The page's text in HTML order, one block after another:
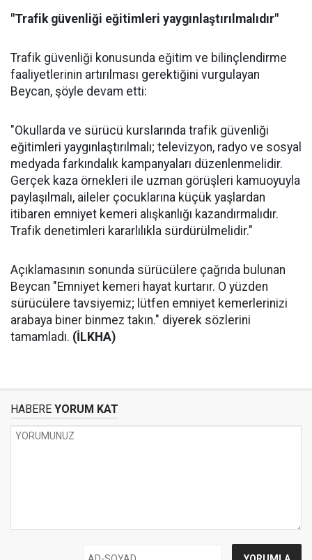
"Trafik güvenliği eğitimleri yaygınlaştırılmalıdır"
Trafik güvenliği konusunda eğitim ve bilinçlendirme
faaliyetlerinin artırılması gerektiğini vurgulayan
Beycan, şöyle devam etti:
"Okullarda ve sürücü kurslarında trafik güvenliği
eğitimleri yaygınlaştırılmalı; televizyon, radyo ve sosyal
medyada farkındalık kampanyaları düzenlenmelidir.
Gerçek kaza örnekleri ile uzman görüşleri kamuoyuyla
paylaşılmalı, aileler çocuklarına küçük yaşlardan
itibaren emniyet kemeri alışkanlığı kazandırmalıdır.
Trafik denetimleri kararlılıkla sürdürülmelidir."
Açıklamasının sonunda sürücülere çağrıda bulunan
Beycan "Emniyet kemeri hayat kurtarır. O yüzden
sürücülere tavsiyemiz; lütfen emniyet kemerlerinizi
arabaya biner binmez takın." diyerek sözlerini
tamamladı. (İLKHA)
HABERE YORUM KAT